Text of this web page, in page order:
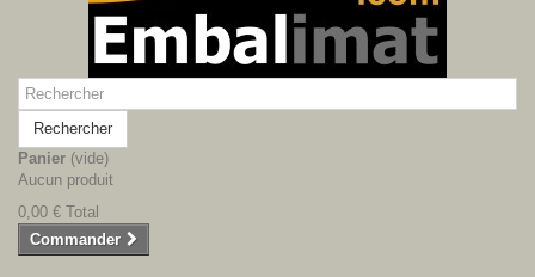
Rechercher
Panier (vide)
Aucun produit
0,00 € Total
Commander